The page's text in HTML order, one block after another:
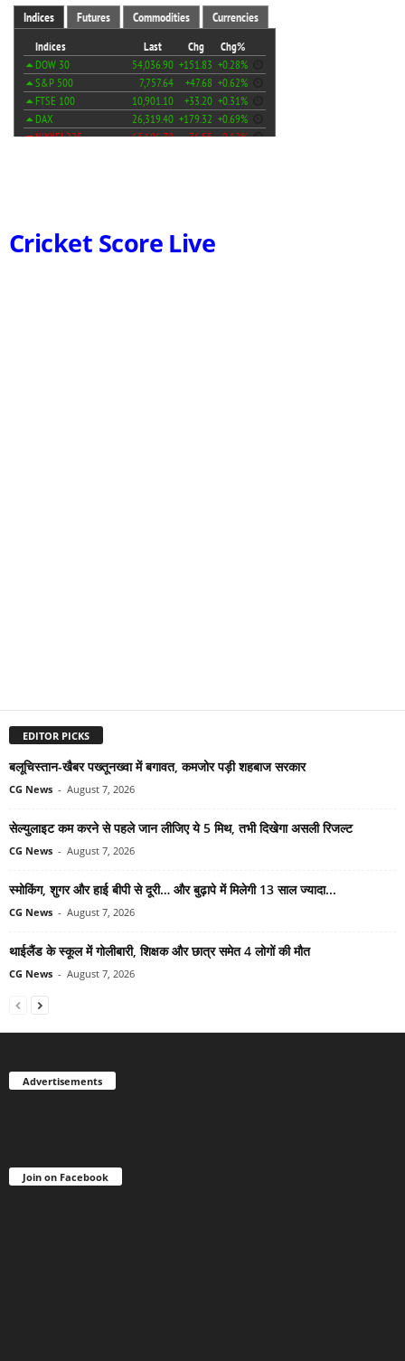
Cricket Score Live
EDITOR PICKS
बलूचिस्तान-खैबर पख्तूनख्वा में बगावत, कमजोर पड़ी शहबाज सरकार
CG News - August 7, 2026
सेल्युलाइट कम करने से पहले जान लीजिए ये 5 मिथ, तभी दिखेगा असली रिजल्ट
CG News - August 7, 2026
स्मोकिंग, शुगर और हाई बीपी से दूरी… और बुढ़ापे में मिलेगी 13 साल ज्यादा...
CG News - August 7, 2026
थाईलैंड के स्कूल में गोलीबारी, शिक्षक और छात्र समेत 4 लोगों की मौत
CG News - August 7, 2026
Advertisements
Join on Facebook